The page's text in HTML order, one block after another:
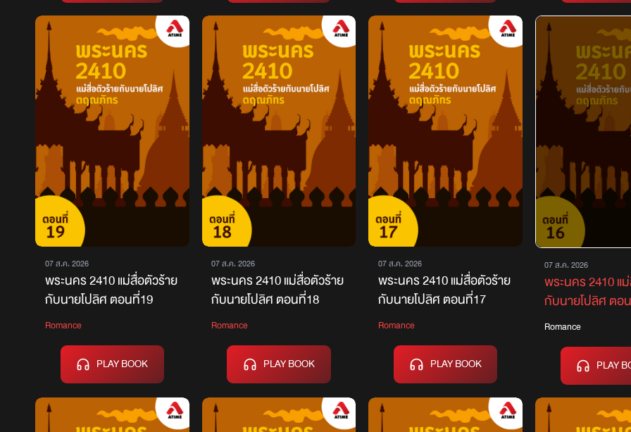
07 ส.ค. 2026
พระนคร 2410 แม่สื่อตัวร้าย
กับนายโปลิศ ตอนที่19
Romance
PLAY BOOK
07 ส.ค. 2026
พระนคร 2410 แม่สื่อตัวร้าย
กับนายโปลิศ ตอนที่18
Romance
PLAY BOOK
07 ส.ค. 2026
พระนคร 2410 แม่สื่อตัวร้าย
กับนายโปลิศ ตอนที่17
Romance
PLAY BOOK
07 ส.ค. 2026
พระนคร 2410 แ
กับนายโปลิศ ตอ
Romance
PLAY